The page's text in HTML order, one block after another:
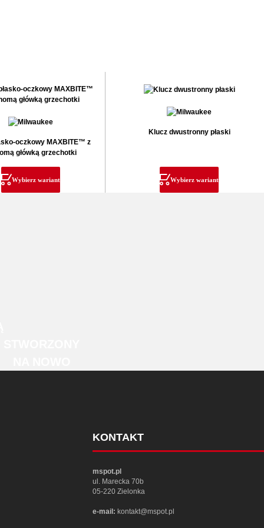
oczkowy MAXBITE™ z
główką grzechotki
Wybierz wariant
Klucz dwustronny płaski
Wybierz wariant
KONTAKT
mspot.pl
ul. Marecka 70b
05-220 Zielonka
e-mail: kontakt@mspot.pl